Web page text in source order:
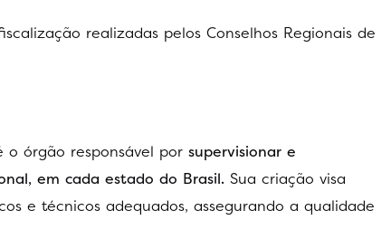
realizadas pelos Conselhos Regionais de
o órgão responsável por supervisionar e
em cada estado do Brasil. Sua criação visa
e técnicos adequados, assegurando a qualidade